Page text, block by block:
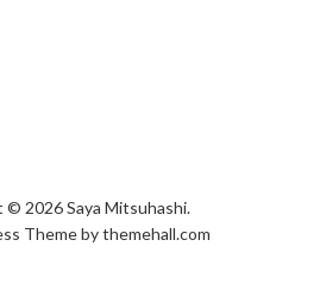
© 2026 Saya Mitsuhashi.
Theme by themehall.com